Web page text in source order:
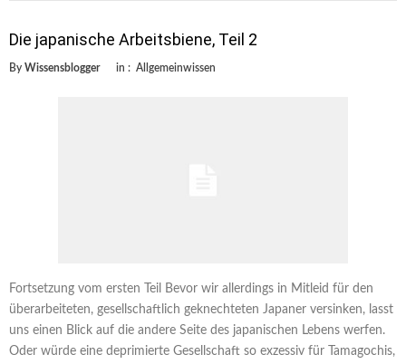
Die japanische Arbeitsbiene, Teil 2
By Wissensblogger in : Allgemeinwissen
Fortsetzung vom ersten Teil Bevor wir allerdings in Mitleid für den
überarbeiteten, gesellschaftlich geknechteten Japaner versinken, lasst
uns einen Blick auf die andere Seite des japanischen Lebens werfen.
Oder würde eine deprimierte Gesellschaft so exzessiv für Tamagochis,